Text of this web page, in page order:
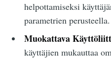
helpottamiseksi
parametrien perusteella.
Muokattava
käyttäjien mukauttaa